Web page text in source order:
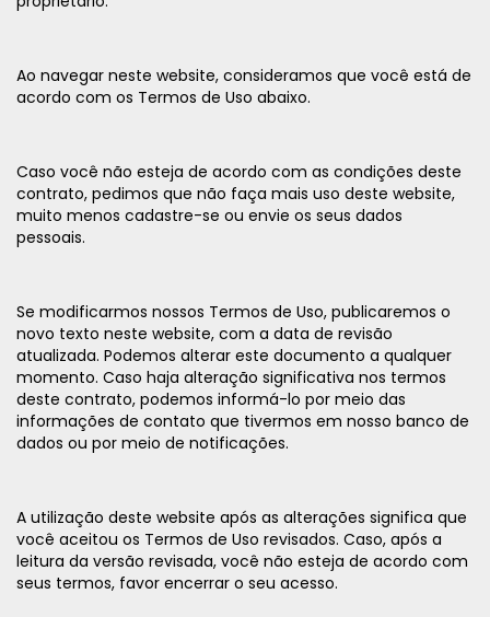
Ao navegar neste website, consideramos que você está de
acordo com os Termos de Uso abaixo.
Caso você não esteja de acordo com as condições deste
contrato, pedimos que não faça mais uso deste website,
muito menos cadastre-se ou envie os seus dados
pessoais.
Se modificarmos nossos Termos de Uso, publicaremos o
novo texto neste website, com a data de revisão
atualizada. Podemos alterar este documento a qualquer
momento. Caso haja alteração significativa nos termos
deste contrato, podemos informá-lo por meio das
informações de contato que tivermos em nosso banco de
dados ou por meio de notificações.
A utilização deste website após as alterações significa que
você aceitou os Termos de Uso revisados. Caso, após a
leitura da versão revisada, você não esteja de acordo com
seus termos, favor encerrar o seu acesso.